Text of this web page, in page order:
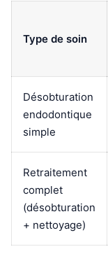
Type de soin
Désobturation
endodontique
simple
Retraitement
complet
(désobturation
+ nettoyage)